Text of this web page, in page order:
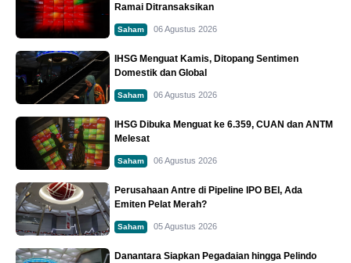
Ramai Ditransaksikan
Saham 06 Agustus 2026
IHSG Menguat Kamis, Ditopang Sentimen
Domestik dan Global
Saham 06 Agustus 2026
IHSG Dibuka Menguat ke 6.359, CUAN dan ANTM
Melesat
Saham 06 Agustus 2026
Perusahaan Antre di Pipeline IPO BEI, Ada
Emiten Pelat Merah?
Saham 05 Agustus 2026
Danantara Siapkan Pegadaian hingga Pelindo